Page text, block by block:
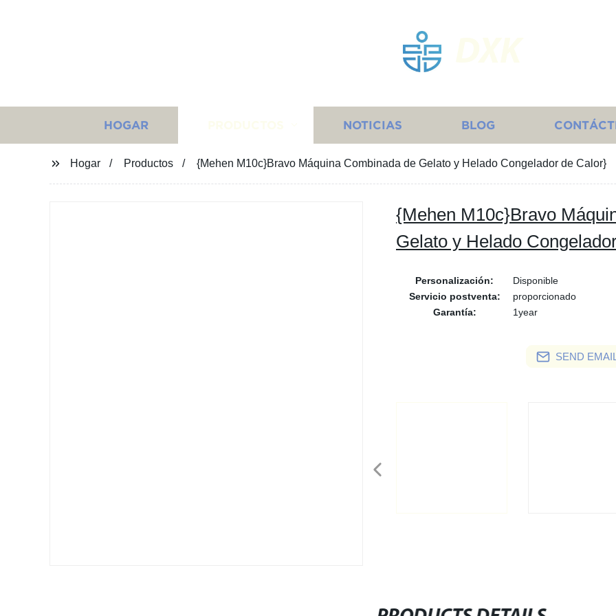
HOGAR NOTICIAS BLOG
Hogar Productos {Mehen M10c}Bravo Máquina Combinada de Gelato y Helado Congelador de Calor}
{Mehen M10c}Bravo
Gelato y Helado
Personalización:
Disponible
Servicio postventa:
proporcionado
Garantía:
1year
SEND